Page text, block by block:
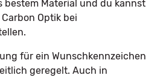
bestem Material und du kannst
Optik bei
für ein Wunschkennzeichen
geregelt. Auch in